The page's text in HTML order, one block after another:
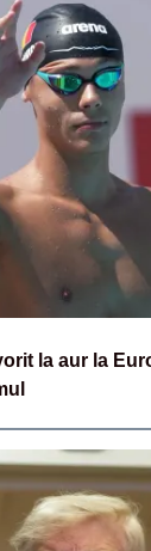
la aur la